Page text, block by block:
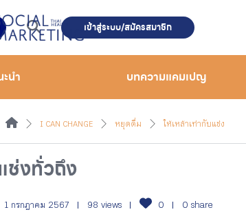
เข้าสู่ระบบ/สมัครสมาชิก
นำ บทความแคมเปญ
I CAN CHANGE หยุดดื่ม ให้เหล้าเท่ากับแช่ง
ช่งทั่วถึง
1 กรกฎาคม 2567 98 views 0 0 share